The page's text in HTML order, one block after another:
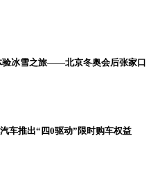
验冰雪之旅——北京冬奥会后张家口
车推出“四0驱动”限时购车权益